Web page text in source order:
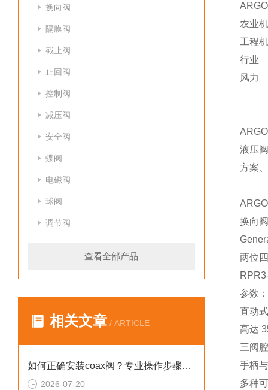
换向阀
隔膜阀
截止阀
止回阀
控制阀
减压阀
安全阀
蝶阀
电磁阀
球阀
调节阀
查看全部产品
相关文章 / ARTICLE
如何正确安装coax阀？专业操作步骤与注意事项全解析
2026-07-20
农业
工程
行业
风力
液压
方案
换向阀
两位
参数
直动
高达
三阀
手柄
多种